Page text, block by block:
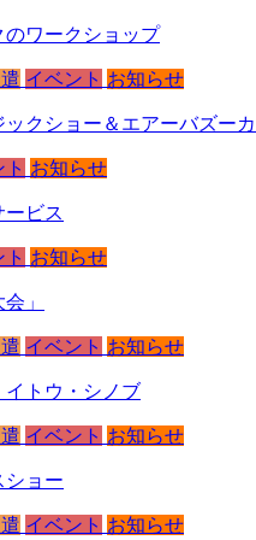
ワークショップ
イベント お知らせ
クショー＆エアーバズー
お知らせ
ビス
お知らせ
」
イベント お知らせ
トウ・シノブ
イベント お知らせ
ショー
イベント お知らせ